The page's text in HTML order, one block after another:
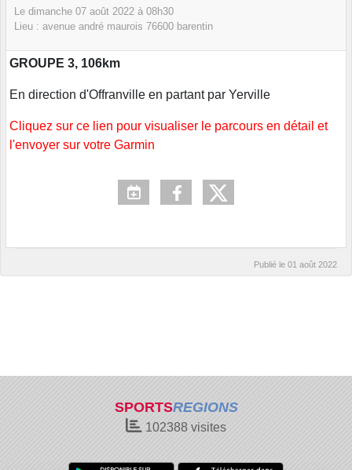
Le dimanche 07 août 2022 à 08h30
Lieu : avenue andré maurois 76600 barentin
GROUPE 3, 106km
En direction d'Offranville en partant par Yerville
Cliquez sur ce lien pour visualiser le parcours en détail et
l'envoyer sur votre Garmin
Publié le 01 août 2022
SPORTSREGIONS
102388 visites